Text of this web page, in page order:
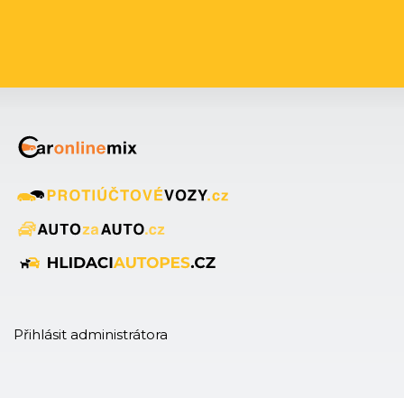
Přihlásit administrátora